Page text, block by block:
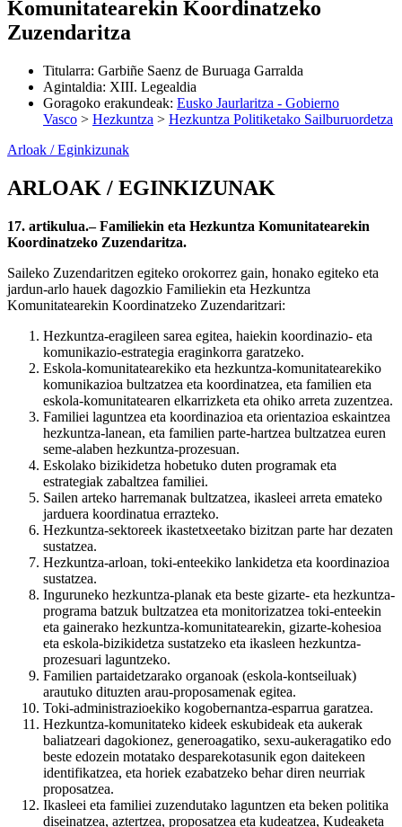
Komunitatearekin Koordinatzeko
Zuzendaritza
Titularra: Garbiñe Saenz de Buruaga Garralda
Agintaldia: XIII. Legealdia
Goragoko erakundeak: Eusko Jaurlaritza - Gobierno
Vasco > Hezkuntza > Hezkuntza Politiketako Sailburuordetza
Arloak / Eginkizunak
ARLOAK / EGINKIZUNAK
17. artikulua.– Familiekin eta Hezkuntza Komunitatearekin
Koordinatzeko Zuzendaritza.
Saileko Zuzendaritzen egiteko orokorrez gain, honako egiteko eta
jardun-arlo hauek dagozkio Familiekin eta Hezkuntza
Komunitatearekin Koordinatzeko Zuzendaritzari:
Hezkuntza-eragileen sarea egitea, haiekin koordinazio- eta
komunikazio-estrategia eraginkorra garatzeko.
Eskola-komunitatearekiko eta hezkuntza-komunitatearekiko
komunikazioa bultzatzea eta koordinatzea, eta familien eta
eskola-komunitatearen elkarrizketa eta ohiko arreta zuzentzea.
Familiei laguntzea eta koordinazioa eta orientazioa eskaintzea
hezkuntza-lanean, eta familien parte-hartzea bultzatzea euren
seme-alaben hezkuntza-prozesuan.
Eskolako bizikidetza hobetuko duten programak eta
estrategiak zabaltzea familiei.
Sailen arteko harremanak bultzatzea, ikasleei arreta emateko
jarduera koordinatua errazteko.
Hezkuntza-sektoreek ikastetxeetako bizitzan parte har dezaten
sustatzea.
Hezkuntza-arloan, toki-enteekiko lankidetza eta koordinazioa
sustatzea.
Inguruneko hezkuntza-planak eta beste gizarte- eta hezkuntza-
programa batzuk bultzatzea eta monitorizatzea toki-enteekin
eta gainerako hezkuntza-komunitatearekin, gizarte-kohesioa
eta eskola-bizikidetza sustatzeko eta ikasleen hezkuntza-
prozesuari laguntzeko.
Familien partaidetzarako organoak (eskola-kontseiluak)
arautuko dituzten arau-proposamenak egitea.
Toki-administrazioekiko kogobernantza-esparrua garatzea.
Hezkuntza-komunitateko kideek eskubideak eta aukerak
baliatzeari dagokionez, generoagatiko, sexu-aukeragatiko edo
beste edozein motatako desparekotasunik egon daitekeen
identifikatzea, eta horiek ezabatzeko behar diren neurriak
proposatzea.
Ikasleei eta familiei zuzendutako laguntzen eta beken politika
diseinatzea, aztertzea, proposatzea eta kudeatzea, Kudeaketa